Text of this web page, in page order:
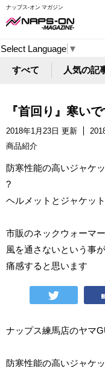
ナップス-オン マガジン
Select Language ▼
すべて 人気の記
『首回り』寒い
2018年1月23日 更新
商品紹介
防寒性能の高いジャケ
?
ヘルメットとジャケッ
市販のネックウォーマ
風を通さないという事
痛感すると思います
ナップス練馬店のヤマ
防寒性能の高いジャケ